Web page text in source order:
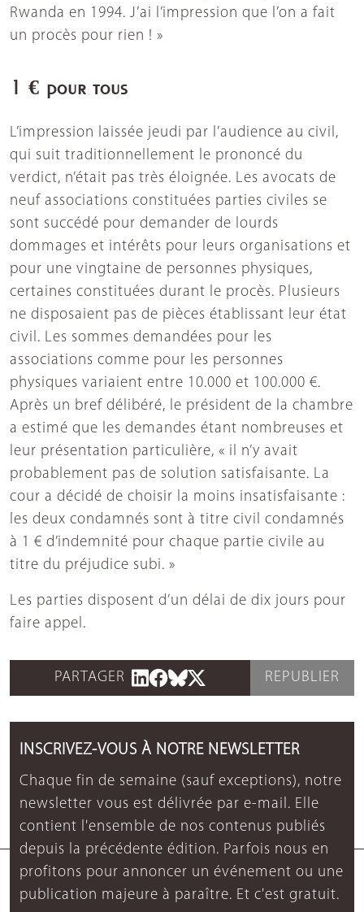
Rwanda en 1994. J’ai l’impression que l’on a fait
un procès pour rien ! »
1 € pour tous
L’impression laissée jeudi par l’audience au civil,
qui suit traditionnellement le prononcé du
verdict, n’était pas très éloignée. Les avocats de
neuf associations constituées parties civiles se
sont succédé pour demander de lourds
dommages et intérêts pour leurs organisations et
pour une vingtaine de personnes physiques,
certaines constituées durant le procès. Plusieurs
ne disposaient pas de pièces établissant leur état
civil. Les sommes demandées pour les
associations comme pour les personnes
physiques variaient entre 10.000 et 100.000 €.
Après un bref délibéré, le président de la chambre
a estimé que les demandes étant nombreuses et
leur présentation particulière, « il n’y avait
probablement pas de solution satisfaisante. La
cour a décidé de choisir la moins insatisfaisante :
les deux condamnés sont à titre civil condamnés
à 1 € d’indemnité pour chaque partie civile au
titre du préjudice subi. »
Les parties disposent d’un délai de dix jours pour
faire appel.
PARTAGER REPUBLIER
INSCRIVEZ-VOUS À NOTRE NEWSLETTER
Chaque fin de semaine (sauf exceptions), notre
newsletter vous est délivrée par e-mail. Elle
contient l'ensemble de nos contenus publiés
depuis la précédente édition. Parfois nous en
profitons pour annoncer un événement ou une
publication majeure à paraître. Et c'est gratuit.